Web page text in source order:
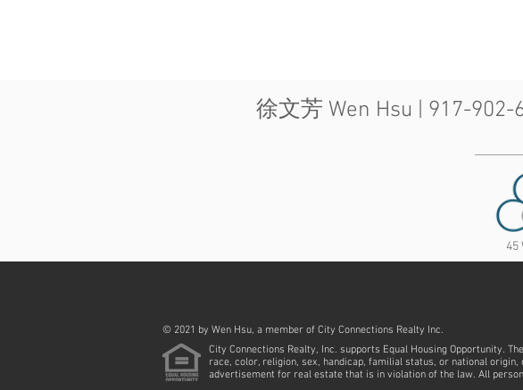
徐文芳 Wen Hsu | 917-902-
45
© 2021 by Wen Hsu, a member of City Connections Realty Inc.
City Connections Realty, Inc. supports Equal Housing Opportunity.
race, color, religion, sex, handicap, familial status, or national
advertisement for real estate that is in violation of the law. All